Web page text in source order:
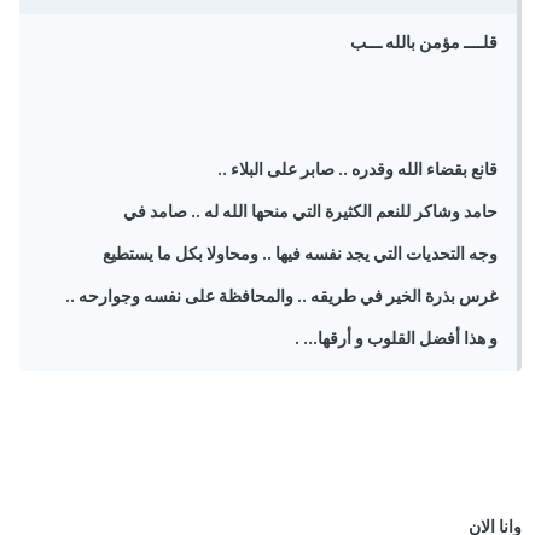
قلــــ مؤمن بالله ـــب
قانع بقضاء الله وقدره .. صابر على البلاء ..
حامد وشاكر للنعم الكثيرة التي منحها الله له .. صامد في
وجه التحديات التي يجد نفسه فيها .. ومحاولا بكل ما يستطيع
غرس بذرة الخير في طريقه .. والمحافظة على نفسه وجوارحه ..
و هذا أفضل القلوب و أرقها... .
وانا الان